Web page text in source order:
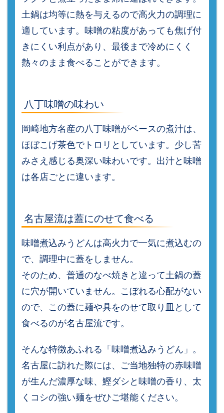
土鍋は均等に熱を与えるので高火力の調理に
適しています。味噌の粘度があっても焦げ付
きにくい利点があり、最後まで冷めにくく
熱々のまま食べることができます。
八丁味噌の味わい
岡崎地方名産の八丁味噌がベースの煮汁は、
ほぼこげ茶色でトロリとしています。少し苦
みさえ感じる奥深い味わいです。出汁と味噌
は各店ごとに違います。
名古屋流は蓋にのせて食べる
味噌煮込みうどんは高火力で一気に煮込むの
で、調理中に蓋をしません。
そのため、普通のなべ焼きと違って土鍋の蓋
に穴が開いていません。こぼれる心配がない
ので、この蓋に麺や具をのせて取り皿として
食べるのが名古屋流です。
そんな特徴あふれる「味噌煮込みうどん」。
名古屋に訪れた際には、ご当地独特の赤味噌
が生んだ濃厚な味、鰹ダシと味噌の香り、太
くコシの強い麺をぜひご堪能ください。